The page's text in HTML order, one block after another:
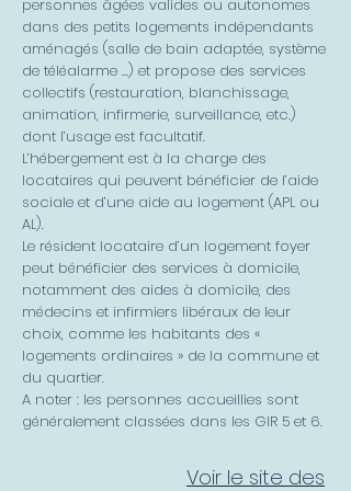
personnes âgées valides ou autonomes
dans des petits logements indépendants
aménagés (salle de bain adaptée, système
de téléalarme …) et propose des services
collectifs (restauration, blanchissage,
animation, infirmerie, surveillance, etc.)
dont l’usage est facultatif.
L’hébergement est à la charge des
locataires qui peuvent bénéficier de l’aide
sociale et d’une aide au logement (APL ou
AL).
Le résident locataire d’un logement foyer
peut bénéficier des services à domicile,
notamment des aides à domicile, des
médecins et infirmiers libéraux de leur
choix, comme les habitants des «
logements ordinaires » de la commune et
du quartier.
A noter : les personnes accueillies sont
généralement classées dans les GIR 5 et 6.
Voir le site des